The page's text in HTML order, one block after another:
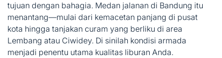
tujuan dengan bahagia. Medan jalanan di Bandung itu
menantang—mulai dari kemacetan panjang di pusat
kota hingga tanjakan curam yang berliku di area
Lembang atau Ciwidey. Di sinilah kondisi armada
menjadi penentu utama kualitas liburan Anda.